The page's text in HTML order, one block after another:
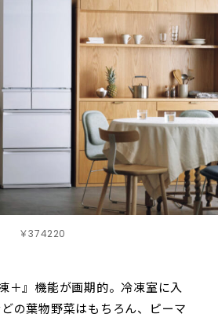
￥374220
＋』機能が画期的。冷凍室に入
の葉物野菜はもちろん、ピーマ